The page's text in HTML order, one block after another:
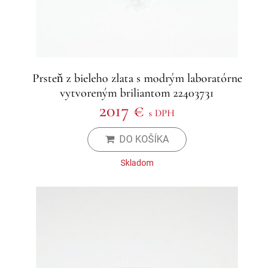
Prsteň z bieleho zlata s modrým laboratórne
vytvoreným briliantom 22403731
2017 € s DPH
DO KOŠÍKA
Skladom